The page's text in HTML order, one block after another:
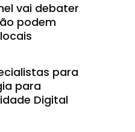
vai debater
podem
para
para
Digital